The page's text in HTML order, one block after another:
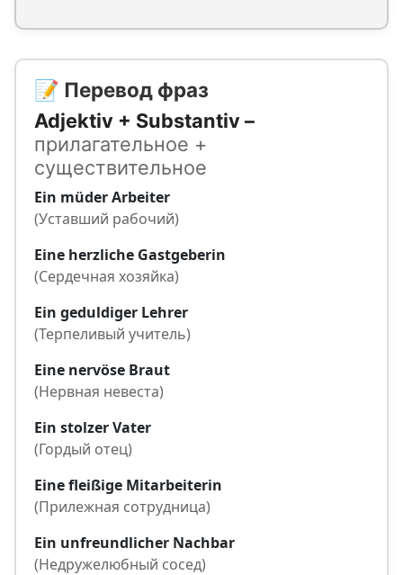
📝 Перевод фраз
Adjektiv + Substantiv –
прилагательное +
существительное
Ein müder Arbeiter
(Уставший рабочий)
Eine herzliche Gastgeberin
(Сердечная хозяйка)
Ein geduldiger Lehrer
(Терпеливый учитель)
Eine nervöse Braut
(Нервная невеста)
Ein stolzer Vater
(Гордый отец)
Eine fleißige Mitarbeiterin
(Прилежная сотрудница)
Ein unfreundlicher Nachbar
(Недружелюбный сосед)